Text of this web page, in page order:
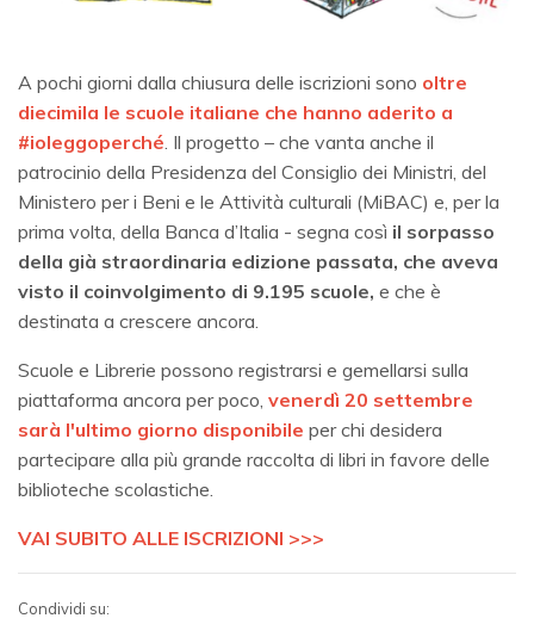
A pochi giorni dalla chiusura delle iscrizioni sono oltre
diecimila le scuole italiane che hanno aderito a
#ioleggoperché. Il progetto – che vanta anche il
patrocinio della Presidenza del Consiglio dei Ministri, del
Ministero per i Beni e le Attività culturali (MiBAC) e, per la
prima volta, della Banca d’Italia - segna così il sorpasso
della già straordinaria edizione passata, che aveva
visto il coinvolgimento di 9.195 scuole, e che è
destinata a crescere ancora.
Scuole e Librerie possono registrarsi e gemellarsi sulla
piattaforma ancora per poco, venerdì 20 settembre
sarà l'ultimo giorno disponibile per chi desidera
partecipare alla più grande raccolta di libri in favore delle
biblioteche scolastiche.
VAI SUBITO ALLE ISCRIZIONI >>>
Condividi su: